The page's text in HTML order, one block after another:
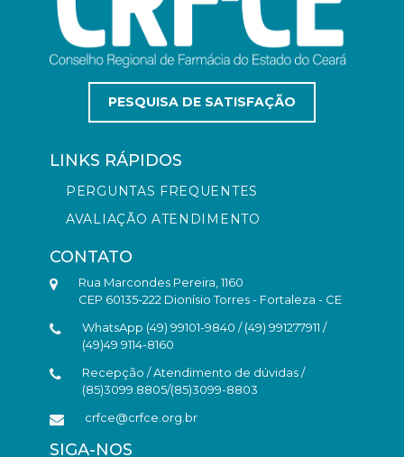
PESQUISA DE SATISFAÇÃO
LINKS RÁPIDOS
PERGUNTAS FREQUENTES
AVALIAÇÃO ATENDIMENTO
CONTATO
Rua Marcondes Pereira, 1160
CEP 60135-222 Dionísio Torres - Fortaleza - CE
WhatsApp (49) 99101-9840 / (49) 991277911 /
(49)49 9114-8160
Recepção / Atendimento de dúvidas /
(85)3099.8805/(85)3099-8803
crfce@crfce.org.br
SIGA-NOS